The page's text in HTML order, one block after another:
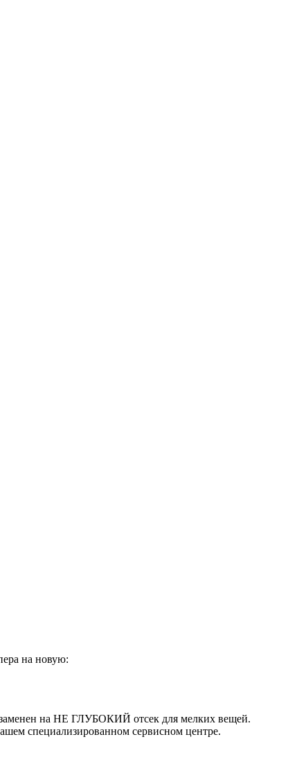
на новую:
на НЕ ГЛУБОКИЙ отсек для мелких вещей.
специализированном сервисном центре.